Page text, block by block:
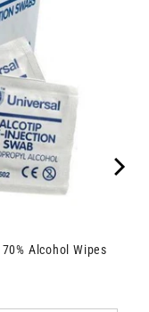
Alcohol Wipes